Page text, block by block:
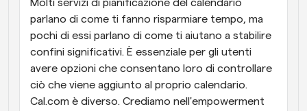
Molti servizi di pianificazione del calendario
parlano di come ti fanno risparmiare tempo, ma
pochi di essi parlano di come ti aiutano a stabilire
confini significativi. È essenziale per gli utenti
avere opzioni che consentano loro di controllare
ciò che viene aggiunto al proprio calendario.
Cal.com è diverso. Crediamo nell'empowerment